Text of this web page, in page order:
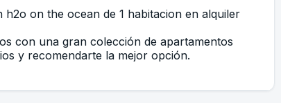
on the ocean de 1 habitacion en alquiler
con una gran colección de apartamentos
y recomendarte la mejor opción.